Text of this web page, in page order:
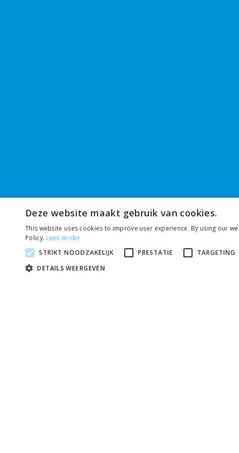
Deze website maakt gebruik van cookies.
This website uses cookies to improve user experience. By using our
Policy. Lees verder
STRIKT NOODZAKELIJK
PRESTATIE TARGETING
DETAILS WEERGEVEN